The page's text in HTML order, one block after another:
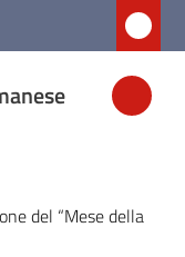
del “Mese della